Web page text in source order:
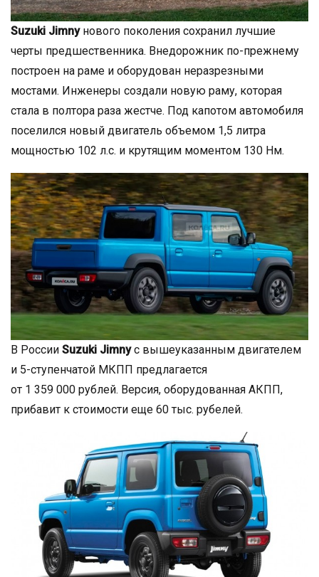
Suzuki Jimnyнового поколения сохранил лучшие
черты предшественника. Внедорожник по-прежнему
построен на раме и оборудован неразрезными
мостами. Инженеры создали новую раму, которая
стала в полтора раза жестче. Под капотом автомобиля
поселился новый двигатель объемом 1,5 литра
мощностью 102 л.с. и крутящим моментом 130 Нм.
В России Suzuki Jimnyс вышеуказанным двигателем
и 5-ступенчатой МКПП предлагается
от 1 359 000 рублей. Версия, оборудованная АКПП,
прибавит к стоимости еще 60 тыс. рубелей.